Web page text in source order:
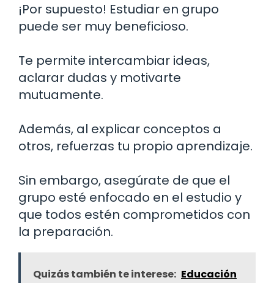
¡Por supuesto! Estudiar en grupo
puede ser muy beneficioso.
Te permite intercambiar ideas,
aclarar dudas y motivarte
mutuamente.
Además, al explicar conceptos a
otros, refuerzas tu propio aprendizaje.
Sin embargo, asegúrate de que el
grupo esté enfocado en el estudio y
que todos estén comprometidos con
la preparación.
Quizás también te interese: Educación